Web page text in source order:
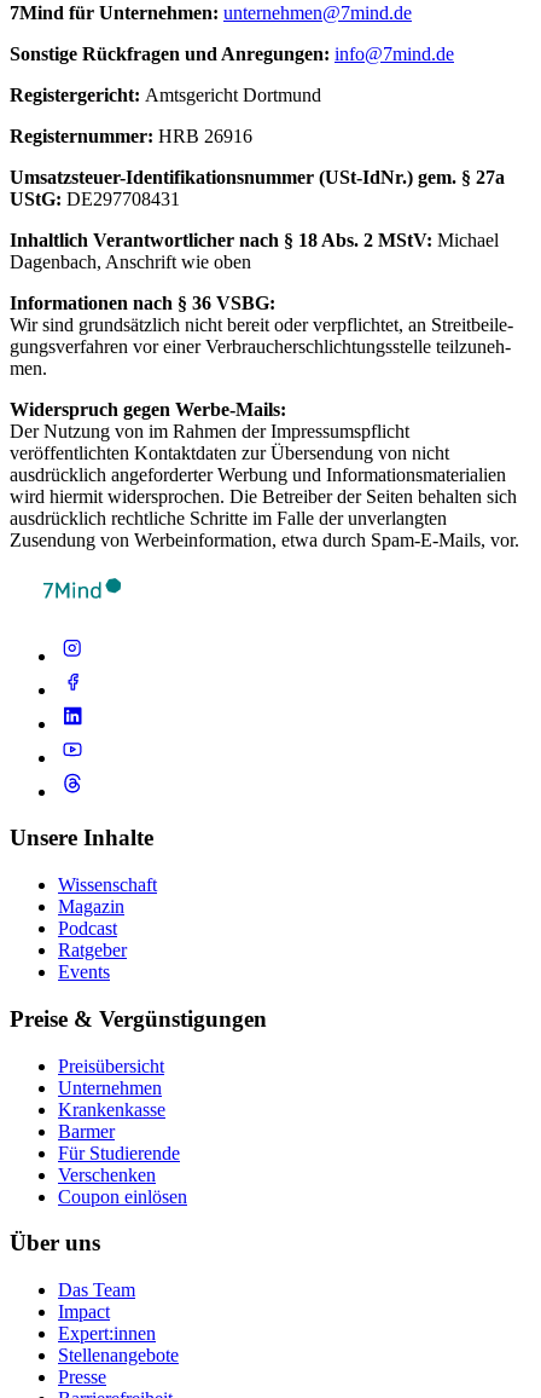
7Mind für Unter­neh­men: unternehmen@7mind.de
Sons­tige Rück­fra­gen und Anre­gun­gen: info@7mind.de
Regis­ter­ge­richt: Amts­ge­richt Dort­mund
Regis­ter­num­mer: HRB 26916
Umsatzs­teuer-Iden­ti­fi­ka­tions­num­mer (USt-IdNr.) gem. § 27a
UStG: DE297708431
Inhalt­lich Verant­wort­li­cher nach § 18 Abs. 2 MStV: Michael
Dagenbach, Anschrift wie oben
Infor­ma­tio­nen nach § 36 VSBG:
Wir sind grund­sätz­lich nicht bereit oder verp­flich­tet, an Streit­bei­le­
gung­sver­fah­ren vor einer Ver­brau­cher­schlich­tungs­s­telle teil­zu­neh­
men.
Widerspruch gegen Werbe-Mails:
Der Nutzung von im Rahmen der Impressumspflicht
veröffentlichten Kontaktdaten zur Übersendung von nicht
ausdrücklich angeforderter Werbung und Informationsmaterialien
wird hiermit widersprochen. Die Betreiber der Seiten behalten sich
ausdrücklich rechtliche Schritte im Falle der unverlangten
Zusendung von Werbeinformation, etwa durch Spam-E-Mails, vor.
Unsere Inhalte
Wissenschaft
Magazin
Podcast
Ratgeber
Events
Preise & Vergünstigungen
Preisübersicht
Unternehmen
Krankenkasse
Barmer
Für Studierende
Ver­schen­ken
Coupon einlösen
Über uns
Das Team
Impact
Expert:innen
Stellenangebote
Presse